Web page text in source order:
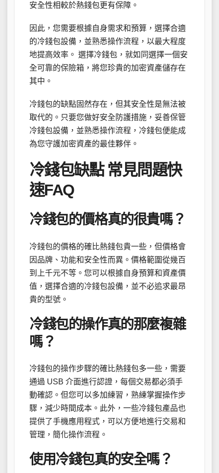
安全性相較於熱錢包更有保障。
因此，您需要根據自身需求和預算，選擇合適
的冷錢包設備，並熟悉操作流程，以最大程度
地提高效率。 選擇冷錢包，就如同選擇一個安
全可靠的保險箱，將您珍貴的加密資產儲存在
其中。
冷錢包的缺點固然存在，但其安全性是無法被
取代的。只要您做好安全防護措施，妥善保管
冷錢包設備，並熟悉操作流程，冷錢包便能成
為您守護加密資產的最佳夥伴。
冷錢包缺點 常見問題快
速FAQ
冷錢包的價格真的很貴嗎？
冷錢包的價格的確比熱錢包貴一些，但價格會
因品牌、功能和安全性而異。價格範圍從幾百
到上千元不等。您可以根據自身預算和資產價
值，選擇合適的冷錢包設備，並不必追求最昂
貴的型號。
冷錢包的操作真的那麼複雜
嗎？
冷錢包的操作步驟的確比熱錢包多一些，需要
通過 USB 介面進行認證，每個交易都必須手
動確認。但您可以多加練習，熟練掌握操作步
驟，減少時間成本。此外，一些冷錢包產品也
提供了手機應用程式，可以方便地進行交易和
管理，簡化操作流程。
使用冷錢包真的安全嗎？